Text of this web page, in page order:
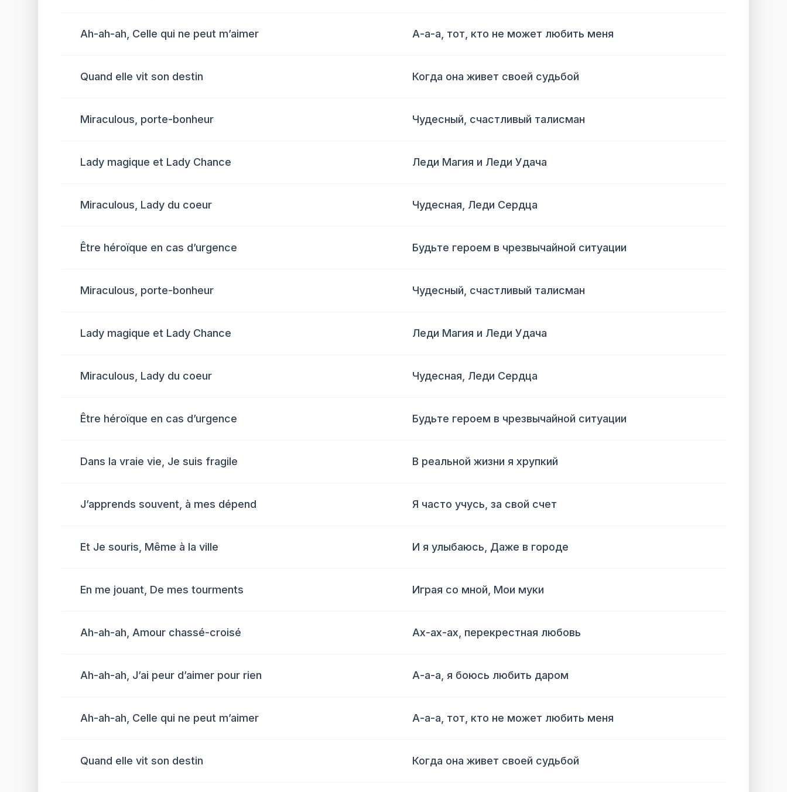
Ah-ah-ah, Celle qui ne peut m’aimer А-а-а, тот, кто не может любить меня
Quand elle vit son destin Когда она живет своей судьбой
Miraculous, porte-bonheur Чудесный, счастливый талисман
Lady magique et Lady Chance Леди Магия и Леди Удача
Miraculous, Lady du coeur Чудесная, Леди Сердца
Être héroïque en cas d’urgence Будьте героем в чрезвычайной ситуации
Miraculous, porte-bonheur Чудесный, счастливый талисман
Lady magique et Lady Chance Леди Магия и Леди Удача
Miraculous, Lady du coeur Чудесная, Леди Сердца
Être héroïque en cas d’urgence Будьте героем в чрезвычайной ситуации
Dans la vraie vie, Je suis fragile В реальной жизни я хрупкий
J’apprends souvent, à mes dépend Я часто учусь, за свой счет
Et Je souris, Même à la ville И я улыбаюсь, Даже в городе
En me jouant, De mes tourments Играя со мной, Мои муки
Ah-ah-ah, Amour chassé-croisé Ах-ах-ах, перекрестная любовь
Ah-ah-ah, J’ai peur d’aimer pour rien А-а-а, я боюсь любить даром
Ah-ah-ah, Celle qui ne peut m’aimer А-а-а, тот, кто не может любить меня
Quand elle vit son destin Когда она живет своей судьбой